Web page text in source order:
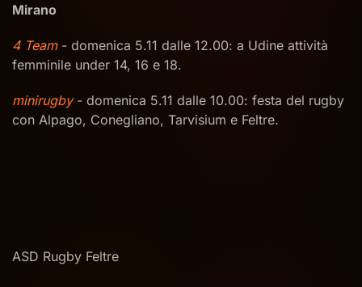
Mirano
4 Team- domenica 5.11 dalle 12.00: a Udine attività
femminile under 14, 16 e 18.
minirugby- domenica 5.11 dalle 10.00: festa del rugby
con Alpago, Conegliano, Tarvisium e Feltre.
ASD Rugby Feltre